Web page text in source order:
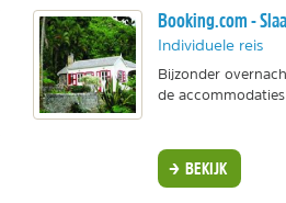
Booking.com -
Individuele reis
Bijzonder
de
BEKIJK